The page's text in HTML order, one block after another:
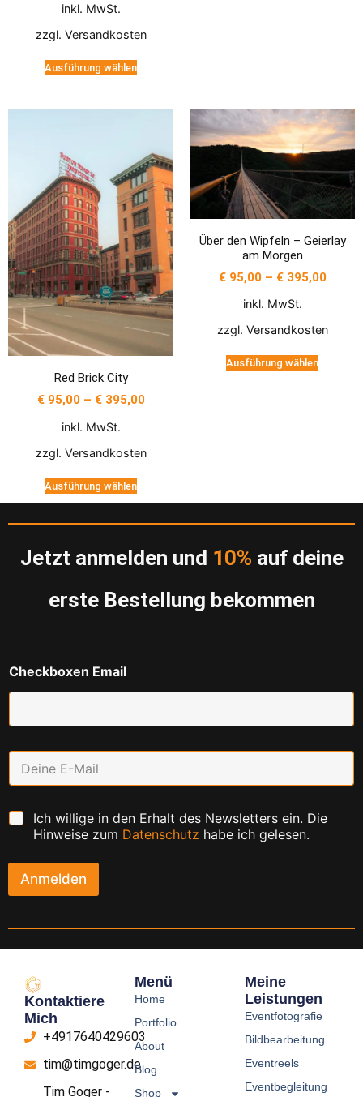
inkl. MwSt.
zzgl. Versandkosten
Ausführung wählen
Red Brick City
€95,00– €395,00
inkl. MwSt.
zzgl. Versandkosten
Ausführung wählen
Über den Wipfeln – Geierlay
am Morgen
€95,00– €395,00
inkl. MwSt.
zzgl. Versandkosten
Ausführung wählen
Jetzt anmelden und 10% auf deine
erste Bestellung bekommen
Checkboxen Email
E
a
lC
c
b
x
Ich willige in den Erhalt des Newsletters ein. Die
Hinweise zum Datenschutz habe ich gelesen.
Anmelden
Kontaktiere
Mich
+4917640429603
tim@timgoger.de
Tim Goger -
Menü
Home
Portfolio
About
Blog
Shop
Meine
Leistungen
Eventfotografie
Bildbearbeitung
Eventreels
Eventbegleitung